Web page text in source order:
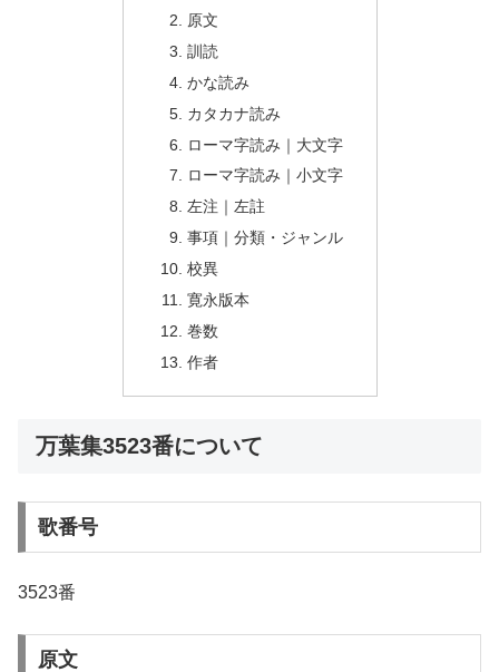
原文
訓読
かな読み
カタカナ読み
ローマ字読み｜大文字
ローマ字読み｜小文字
左注｜左註
事項｜分類・ジャンル
校異
寛永版本
巻数
作者
万葉集3523番について
歌番号
3523番
原文